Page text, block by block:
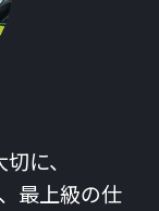
に、
最上級の仕